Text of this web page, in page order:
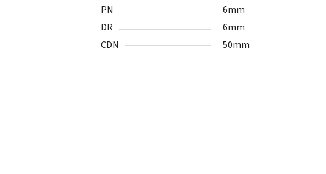
PN
6mm
DR
6mm
CDN
50mm